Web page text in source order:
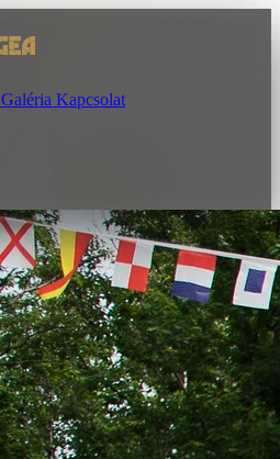
Galéria Kapcsolat